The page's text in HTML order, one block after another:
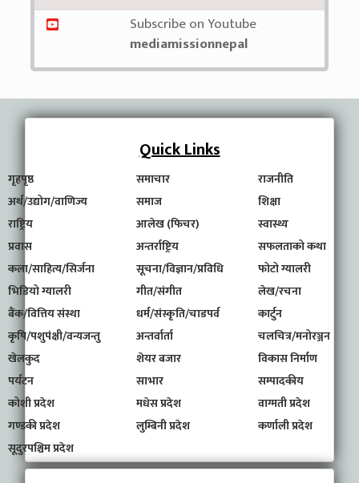
Subscribe on Youtube
mediamissionnepal
Quick Links
गृहपृष्ठ समाचार
राजनीति
अर्थ/उद्योग/वाणिज्य
समाज
शिक्षा
राष्ट्रिय
आलेख (फिचर)
स्वास्थ्य
प्रवास
अन्तर्राष्ट्रिय
सफलताको कथा
कला/साहित्य/सिर्जना
सूचना/विज्ञान/प्रविधि
फोटो ग्यालरी
भिडियो ग्यालरी
गीत/संगीत
लेख/रचना
बैंक/वित्तिय संस्था
धर्म/संस्कृति/चाडपर्व
कार्टुन
कृषि/पशुपंक्षी/वन्यजन्तु
अन्तर्वार्ता
चलचित्र/मनोरञ्जन
खेलकुद
शेयर बजार
विकास निर्माण
पर्यटन
साभार
सम्पादकीय
कोशी प्रदेश
मधेस प्रदेश
वाग्मती प्रदेश
गण्डकी प्रदेश
लुम्बिनी प्रदेश
कर्णाली प्रदेश
सूदुरपश्चिम प्रदेश